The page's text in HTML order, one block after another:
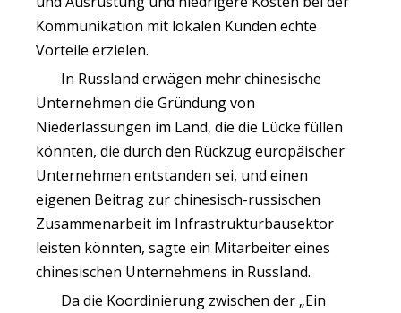
Kommunikation mit lokalen Kunden echte
Vorteile erzielen.
In Russland erwägen mehr chinesische
Unternehmen die Gründung von
Niederlassungen im Land, die die Lücke füllen
könnten, die durch den Rückzug europäischer
Unternehmen entstanden sei, und einen
eigenen Beitrag zur chinesisch-russischen
Zusammenarbeit im Infrastrukturbausektor
leisten könnten, sagte ein Mitarbeiter eines
chinesischen Unternehmens in Russland.
Da die Koordinierung zwischen der „Ein